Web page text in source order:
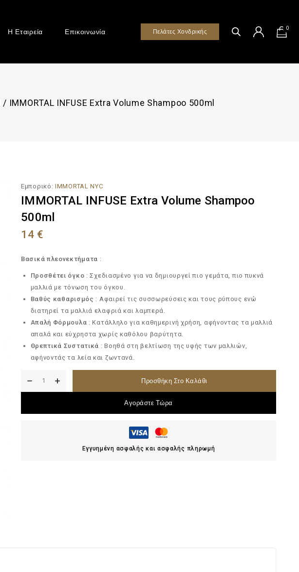
Η Εταιρεία Επικοινωνία Πελάτες Χονδρικής 0
/ IMMORTAL INFUSE Extra Volume Shampoo 500ml
Εμπορικό: IMMORTAL NYC
IMMORTAL INFUSE Extra Volume Shampoo
500ml
14 €
Βασικά πλεονεκτήματα :
Προσθέτει όγκο : Σχεδιασμένο για να δημιουργεί πιο γεμάτα, πιο πυκνά
μαλλιά με τόνωση του όγκου.
Βαθύς καθαρισμός : Αφαιρεί τις συσσωρεύσεις και τους ρύπους ενώ
διατηρεί τα μαλλιά ελαφριά και λαμπερά.
Απαλή Φόρμουλα : Κατάλληλο για καθημερινή χρήση, αφήνοντας τα μαλλιά
απαλά και εύχρηστα χωρίς καθόλου βαρύτητα.
Θρεπτικά Συστατικά : Βοηθά στη βελτίωση της υφής των μαλλιών,
αφήνοντάς τα λεία και ζωντανά.
Προσθήκη Στο Καλάθι
Αγοράστε Τώρα
Εγγυημένη ασφαλής και ασφαλής πληρωμή